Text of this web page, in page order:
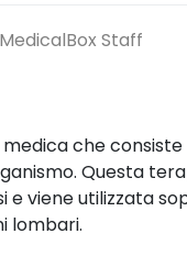
MedicalBox Staff
che consiste
Questa
e viene utilizzata
lombari.